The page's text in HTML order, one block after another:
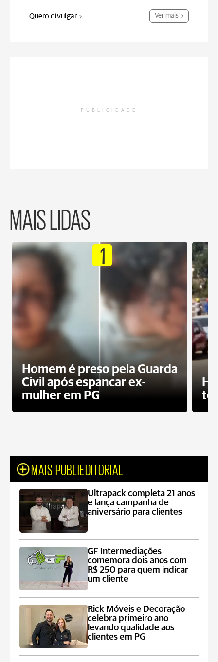
Quero divulgar Ver mais
PUBLICIDADE
MAIS LIDAS
1
Homem é preso pela Guarda
Civil após espancar ex-
mulher em PG
MAIS PUBLIEDITORIAL
Ultrapack completa 21 anos
e lança campanha de
aniversário para clientes
GF Intermediações
comemora dois anos com
R$ 250 para quem indicar
um cliente
Rick Móveis e Decoração
celebra primeiro ano
levando qualidade aos
clientes em PG